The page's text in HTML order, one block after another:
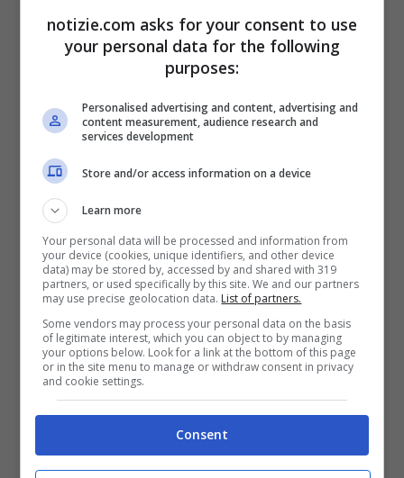
i medici non vaccinati”
Vaccini, Giacomini parla delal sua scelta (Ansa)
“Ho espresso le mie perplessità da subito.
Erano i documenti delle stesse aziende
farmaceutiche a non confermare che
potessero porre fine alla catena di
notizie.com asks for your consent to use
your personal data for the following
purposes:
Personalised advertising and content, advertising and
content measurement, audience research and
services development
Store and/or access information on a device
Learn more
Your personal data will be processed and information from
your device (cookies, unique identifiers, and other device
data) may be stored by, accessed by and shared with 319
partners, or used specifically by this site. We and our partners
may use precise geolocation data. List of partners.
Some vendors may process your personal data on the basis
of legitimate interest, which you can object to by managing
your options below. Look for a link at the bottom of this page
or in the site menu to manage or withdraw consent in privacy
and cookie settings.
Consent